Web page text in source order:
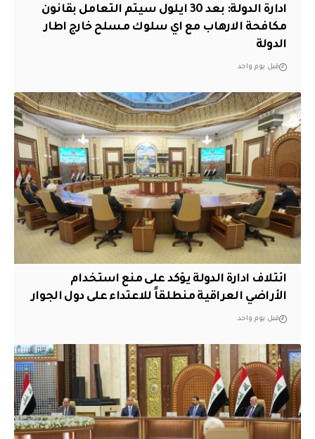
ادارة الدولة: بعد 30 ايلول سيتم التعامل بقانون
مكافحة الارهاب مع اي سلوك مسلح خارج اطار
الدولة
قبل يوم واحد
ائتلاف ادارة الدولة يؤكد على منع استخدام
الأراضي العراقية منطلقاً للاعتداء على دول الجوار
قبل يوم واحد